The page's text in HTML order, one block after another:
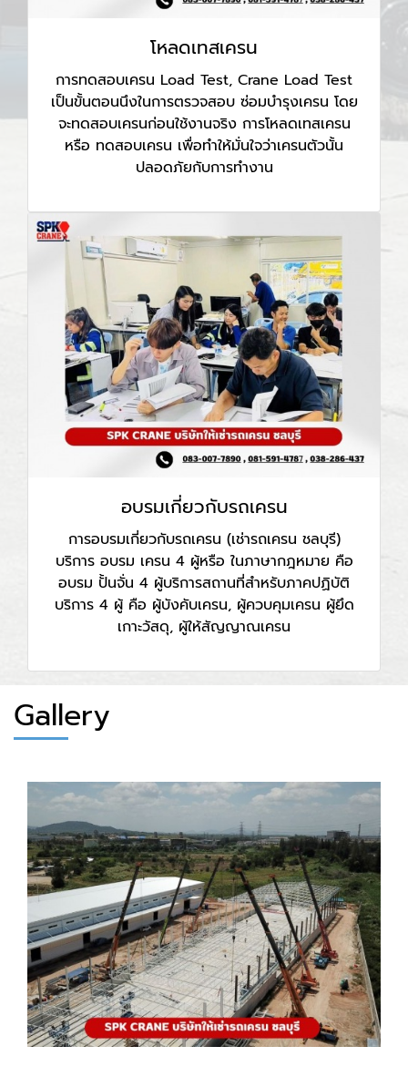
โหลดเทสเครน
การทดสอบเครน Load Test, Crane Load Test
เป็นขั้นตอนนึงในการตรวจสอบ ซ่อมบำรุงเครน โดย
จะทดสอบเครนก่อนใช้งานจริง การโหลดเทสเครน
หรือ ทดสอบเครน เพื่อทำให้มั่นใจว่าเครนตัวนั้น
ปลอดภัยกับการทำงาน
อบรมเกี่ยวกับรถเครน
การอบรมเกี่ยวกับรถเครน (เช่ารถเครน ชลบุรี)
บริการ อบรม เครน 4 ผู้หรือ ในภาษากฎหมาย คือ
อบรม ปั้นจั่น 4 ผู้บริการสถานที่สำหรับภาคปฏิบัติ
บริการ 4 ผู้ คือ ผู้บังคับเครน, ผู้ควบคุมเครน ผู้ยึด
เกาะวัสดุ, ผู้ให้สัญญาณเครน
Gallery